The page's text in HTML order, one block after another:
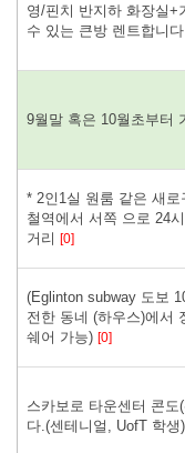
영/핀치 반지하 화장실+
수 있는 큰방 렌트합니다
9월말 혹은 10월초부터
* 2인1실 원룸 같은 새
철역에서 서쪽 으로 24
거리 [0]
( Eglinton subway 도보
전한 동네 (하우스)에서
쉐어 가능) [0]
스카보로 타운센터 콘도
다.(센테니얼, UofT 학생)